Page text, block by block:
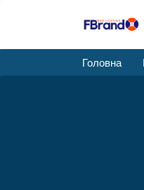
Головна